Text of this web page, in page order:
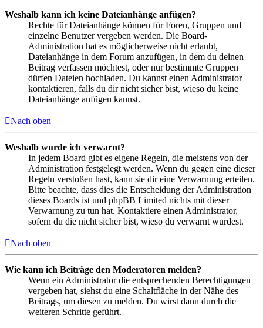
Weshalb kann ich keine Dateianhänge anfügen?
Rechte für Dateianhänge können für Foren, Gruppen und
einzelne Benutzer vergeben werden. Die Board-
Administration hat es möglicherweise nicht erlaubt,
Dateianhänge in dem Forum anzufügen, in dem du deinen
Beitrag verfassen möchtest, oder nur bestimmte Gruppen
dürfen Dateien hochladen. Du kannst einen Administrator
kontaktieren, falls du dir nicht sicher bist, wieso du keine
Dateianhänge anfügen kannst.
Nach oben
Weshalb wurde ich verwarnt?
In jedem Board gibt es eigene Regeln, die meistens von der
Administration festgelegt werden. Wenn du gegen eine dieser
Regeln verstoßen hast, kann sie dir eine Verwarnung erteilen.
Bitte beachte, dass dies die Entscheidung der Administration
dieses Boards ist und phpBB Limited nichts mit dieser
Verwarnung zu tun hat. Kontaktiere einen Administrator,
sofern du die nicht sicher bist, wieso du verwarnt wurdest.
Nach oben
Wie kann ich Beiträge den Moderatoren melden?
Wenn ein Administrator die entsprechenden Berechtigungen
vergeben hat, siehst du eine Schaltfläche in der Nähe des
Beitrags, um diesen zu melden. Du wirst dann durch die
weiteren Schritte geführt.